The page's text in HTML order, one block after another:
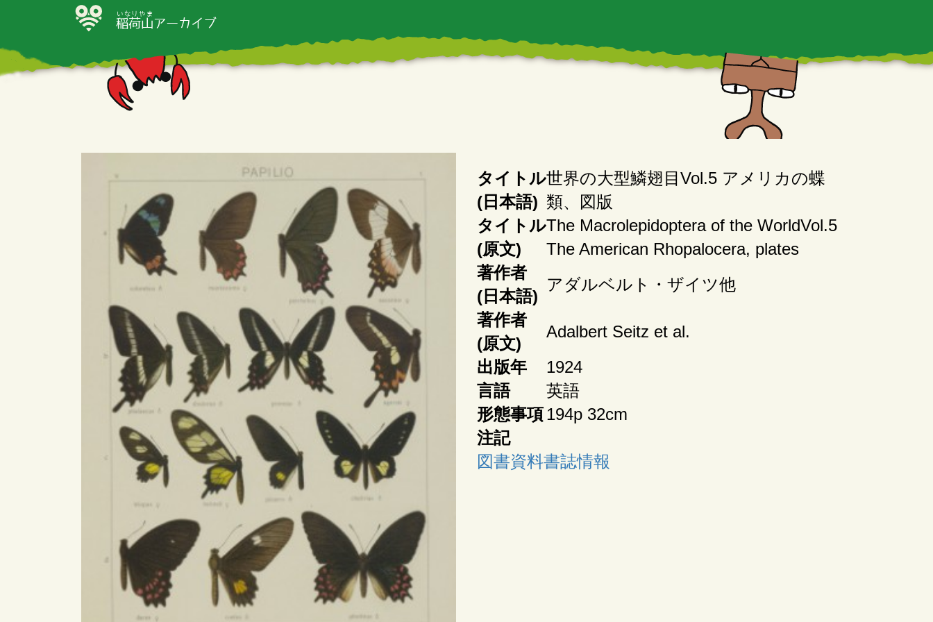
稲荷山
いなりやま
アーカイブ
タイトル
(日本語)
世界の大型鱗翅目Vol.5 アメリカの蝶
類、図版
タイトル
(原文)
The Macrolepidoptera of the WorldVol.5
The American Rhopalocera, plates
著作者
(日本語)
アダルベルト・ザイツ他
著作者
(原文)
Adalbert Seitz et al.
出版年
1924
言語
英語
形態事項194p 32cm
注記
図書資料書誌情報